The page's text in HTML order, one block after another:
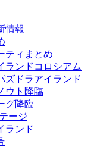
情報
ティまとめ
ランドコロシアム
ズドラアイランド
ウト降臨
グ降臨
ージ
ランド